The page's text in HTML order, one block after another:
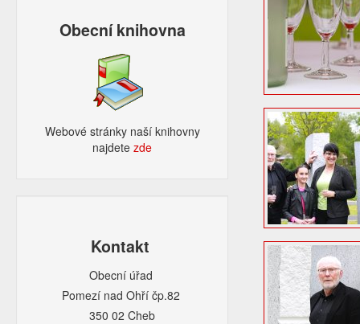
Obecní knihovna
Webové stránky naší knihovny
najdetezde​
Kontakt
Obecní úřad
Pomezí nad Ohří čp.82
350 02 Cheb